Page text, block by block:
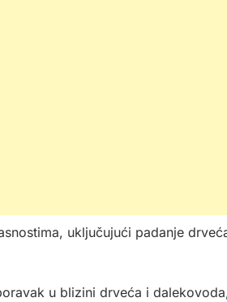
uključujući padanje
u blizini drveća i